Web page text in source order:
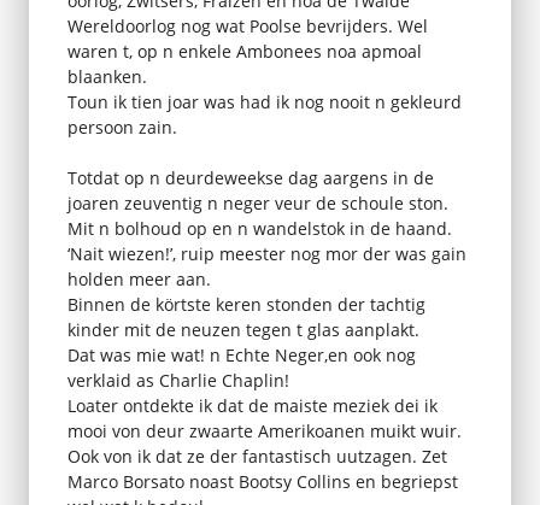
Wereldoorlog nog wat Poolse bevrijders. Wel
waren t, op n enkele Ambonees noa apmoal
blaanken.
Toun ik tien joar was had ik nog nooit n gekleurd
persoon zain.
Totdat op n deurdeweekse dag aargens in de
joaren zeuventig n neger veur de schoule ston.
Mit n bolhoud op en n wandelstok in de haand.
‘Nait wiezen!’, ruip meester nog mor der was gain
holden meer aan.
Binnen de körtste keren stonden der tachtig
kinder mit de neuzen tegen t glas aanplakt.
Dat was mie wat! n Echte Neger,en ook nog
verklaid as Charlie Chaplin!
Loater ontdekte ik dat de maiste meziek dei ik
mooi von deur zwaarte Amerikoanen muikt wuir.
Ook von ik dat ze der fantastisch uutzagen. Zet
Marco Borsato noast Bootsy Collins en begriepst